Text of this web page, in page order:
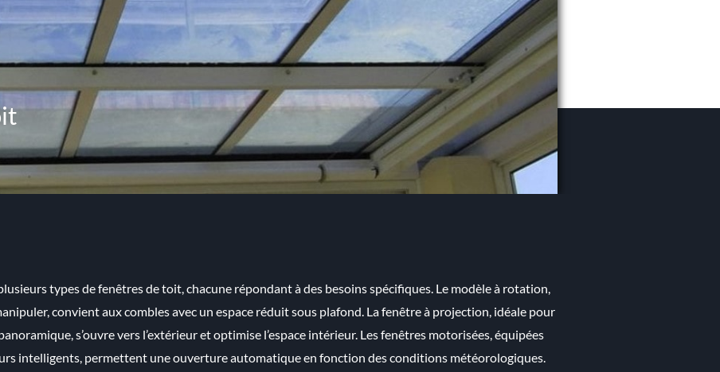
types de fenêtres de toit, chacune répondant à des besoins spécifiques. Le modèle à rotation,
convient aux combles avec un espace réduit sous plafond. La fenêtre à projection, idéale pour
s’ouvre vers l’extérieur et optimise l’espace intérieur. Les fenêtres motorisées, équipées
intelligents, permettent une ouverture automatique en fonction des conditions météorologiques.